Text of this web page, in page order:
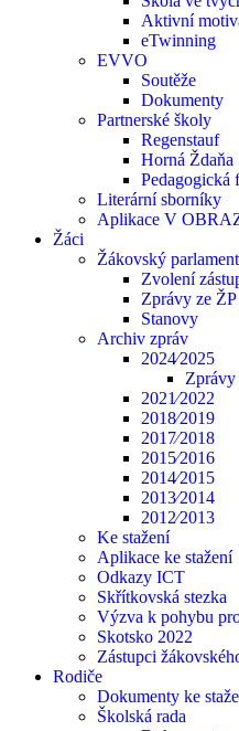
Aktivní
eTwinning
EVVO
Soutěže
Dokumenty
Partnerské školy
Regenstauf
Horná Ždaňa
Pedagogická
Literární sborníky
Aplikace V
Žáci
Žákovský parlament
Zvolení
Zprávy ze ŽP
Stanovy
Archiv zpráv
2024⁄2025
Zprávy
2021⁄2022
2018⁄2019
2017⁄2018
2015⁄2016
2014⁄2015
2013⁄2014
2012⁄2013
Ke stažení
Aplikace ke stažení
Odkazy ICT
Skřítkovská stezka
Výzva k pohybu
Skotsko 2022
Zástupci
Rodiče
Dokumenty ke
Školská rada